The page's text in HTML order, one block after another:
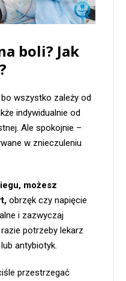
boli? Jak
wszystko zależy od
indywidualnie od
Ale spokojnie –
w znieczuleniu
możesz
obrzęk czy napięcie
i zazwyczaj
potrzeby lekarz
antybiotyk.
przestrzegać